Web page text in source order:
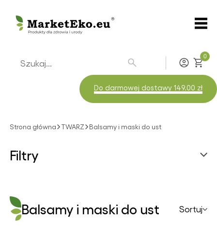
Zaloguj
0
Do darmowej dostawy 149.00 zł
Strona główna TWARZ Balsamy i maski do ust
Filtry
Marki
API effect
Balsamy i maski do ust
Balsamy i maski do ust Sortuj